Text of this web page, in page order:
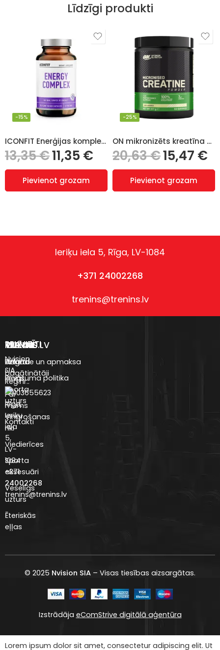
Līdzīgi produkti
ICONFIT Enerģijas komplekss (Energy complex), 90 kapsulas
-15%
13,35€11,35 €
Pievienot grozam
ON mikronizēts kreatīna monohidrāts (creatine monohydrate) – 317 gr
-25%
20,63€15,47 €
Pievienot grozam
Ieriķu iela 5, Rīga, LV-1084
+371 24002268
trenins@trenins.lv
REKVIZĪTI
Nvision
SIA
Reģ.nr.:
40103655623
Rīga,
Ieriķu
iela
5,
LV-
1084
+371
24002268
trenins@trenins.lv
VEIKALS
Uztura
bagātinātāji
Sporta
uzturs
Vingrošanas
rīki
Viedierīces
Sporta
aksesuāri
Veselīgs
uzturs
Ēteriskās
eļļas
TRENINS.LV
Anketa
Blogs
Par
mums
Kontakti
IZVĒLNE
Piegāde un apmaksa
Privātuma politika
© 2025 Nvision SIA – Visas tiesības aizsargātas.
Izstrādāja eComStrive digitālā aģentūra
Lorem ipsum dolor sit amet, consectetur adipiscing elit. Ut